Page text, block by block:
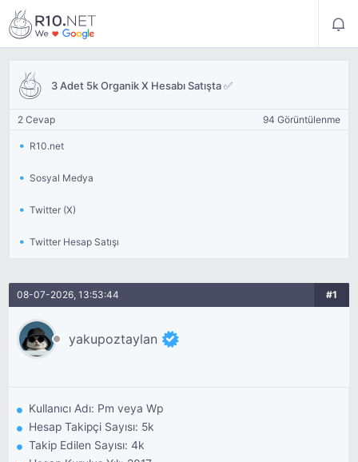
3 Adet 5k Organik X Hesabı Satışta ✅
2 Cevap 94 Görüntülenme
R10.net
Sosyal Medya
Twitter (X)
Twitter Hesap Satışı
08-07-2026, 13:53:44 #1
yakupoztaylan
Kullanıcı Adı: Pm veya Wp
Hesap Takipçi Sayısı: 5k
Takip Edilen Sayısı: 4k